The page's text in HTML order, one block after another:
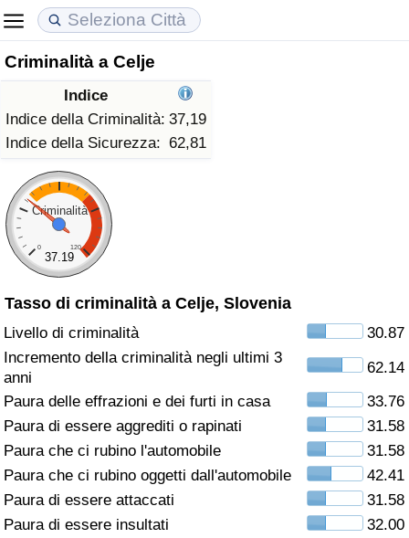
Criminalità a Celje
Indice
Indice della Criminalità: 37,19
Indice della Sicurezza: 62,81
Criminalità
0 120
37.19
Tasso di criminalità a Celje, Slovenia
Livello di criminalità
30.87
Incremento della criminalità negli ultimi 3
anni
62.14
Paura delle effrazioni e dei furti in casa
33.76
Paura di essere aggrediti o rapinati
31.58
Paura che ci rubino l'automobile
31.58
Paura che ci rubino oggetti dall'automobile
42.41
Paura di essere attaccati
31.58
Paura di essere insultati
32.00
Costo della vita
Indice Del Costo Della Vita (corrente)
Indice Del Costo Della Vita
Indice del Costo della Vita per Nazione
ad Aqaba
Prezzi degli immobili
Indice del Prezzo delle Case (Corrente)
Indice del Prezzo delle Case
Indice del Prezzo delle Case per Nazione
Qualità della Vita
Indice della Qualità della Vita
Indice della Qualità della Vita (Corrente)
Indice della qualità della vita per Paese
Criminalità
Indice del Tasso di Criminalità (Corrente)
Indice della Criminalità
Indice di criminalità per paese
Assistenza Sanitaria
Indice dell’Assistenza Sanitaria (Corrente)